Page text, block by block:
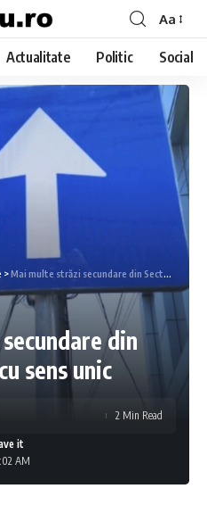
Aa
Actualitate Politic Social
>Mai multe străzi secundare din Sectorul 1 devin cu sens unic
din
sens unic
AM
2 Min Read